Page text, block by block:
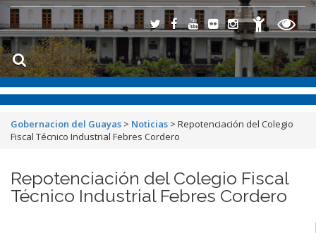
Gobernacion del Guayas > Noticias > Repotenciación del Colegio
Fiscal Técnico Industrial Febres Cordero
Repotenciación del Colegio Fiscal
Técnico Industrial Febres Cordero